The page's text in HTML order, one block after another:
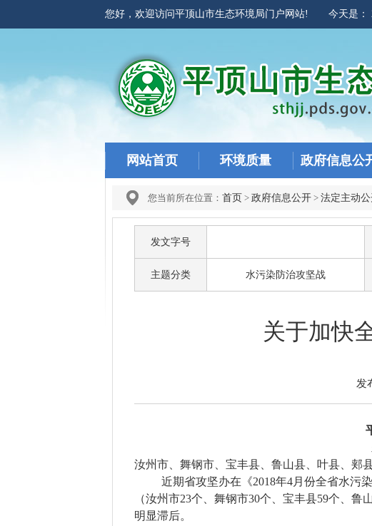
您好，欢迎访问平顶山市生态环境局门户网站! 今天是：
网站首页 环境质量 政府信息公
您当前所在位置： 首页 > 政府信息公开 > 法定主动
发文字号
主题分类 水污染防治攻坚战
关于加快
发
汝州市、舞钢市、宝丰县、鲁山县、叶县、郏
近期省攻坚办在《2018年4月份全省水污
（汝州市23个、舞钢市30个、宝丰县59个、
明显滞后。